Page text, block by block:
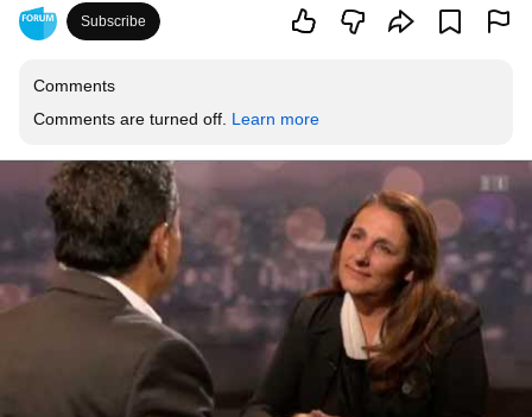
Subscribe
Comments
Comments are turned off. Learn more